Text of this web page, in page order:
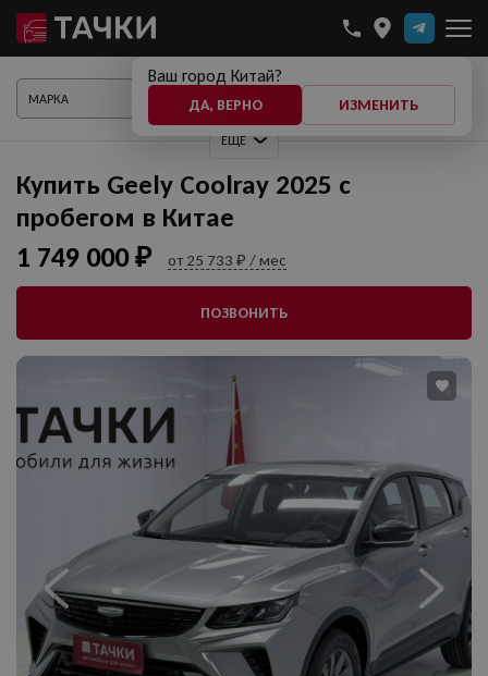
Ваш город Китай?
ДА, ВЕРНО ИЗМЕНИТЬ
ЕЩЕ
ПОКАЗАТЬ АВТО
Купить Geely Coolray 2025 с
пробегом в Китае
1 749 000 ₽ от 25 733 ₽ / мес
ПОЗВОНИТЬ